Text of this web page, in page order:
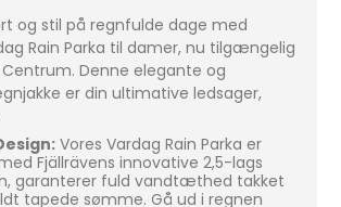
og stil på regnfulde dage med
Rain Parka til damer, nu tilgængelig
Denne elegante og
er din ultimative ledsager,
Vores Vardag Rain Parka er
Fjällrävens innovative 2,5-lags
garanterer fuld vandtæthed takket
tapede sømme. Gå ud i regnen